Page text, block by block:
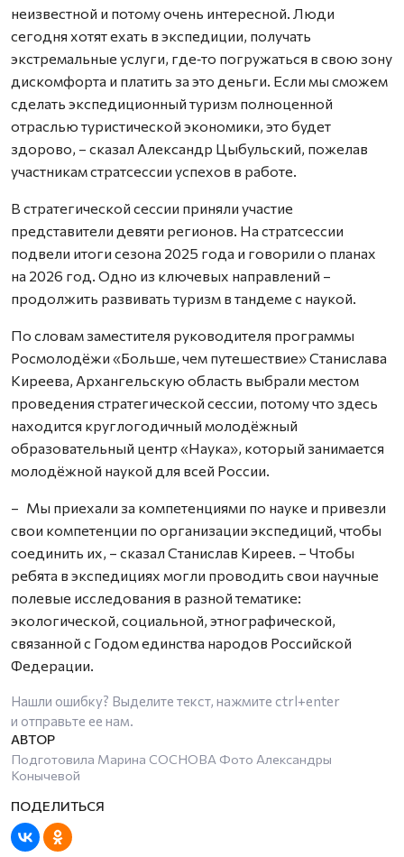
неизвестной и потому очень интересной. Люди
сегодня хотят ехать в экспедиции, получать
экстремальные услуги, где‑то погружаться в свою зону
дискомфорта и платить за это деньги. Если мы сможем
сделать экспедиционный туризм полноценной
отраслью туристической экономики, это будет
здорово, – сказал Александр Цыбульский, пожелав
участникам стратсессии успехов в работе.
В стратегической сессии приняли участие
представители девяти регионов. На стратсессии
подвели итоги сезона 2025 года и говорили о планах
на 2026 год. Одно из ключевых направлений –
продолжить развивать туризм в тандеме с наукой.
По словам заместителя руководителя программы
Росмолодёжи «Больше, чем путешествие» Станислава
Киреева, Архангельскую область выбрали местом
проведения стратегической сессии, потому что здесь
находится круглогодичный молодёжный
образовательный центр «Наука», который занимается
молодёжной наукой для всей России.
– Мы приехали за компетенциями по науке и привезли
свои компетенции по организации экспедиций, чтобы
соединить их, – сказал Станислав Киреев. – Чтобы
ребята в экспедициях могли проводить свои научные
полевые исследования в разной тематике:
экологической, социальной, этнографической,
связанной с Годом единства народов Российской
Федерации.
Нашли ошибку? Выделите текст, нажмите ctrl+enter
и отправьте ее нам.
Подготовила Марина СОСНОВА Фото Александры
Конычевой